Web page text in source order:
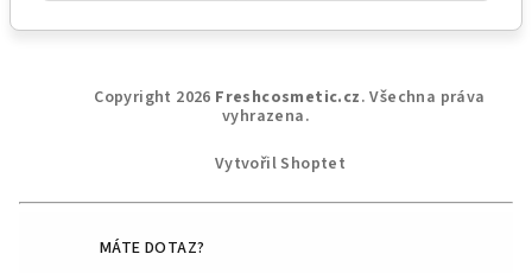
Copyright 2026 Freshcosmetic.cz. Všechna práva
vyhrazena.
Vytvořil Shoptet
MÁTE DOTAZ?